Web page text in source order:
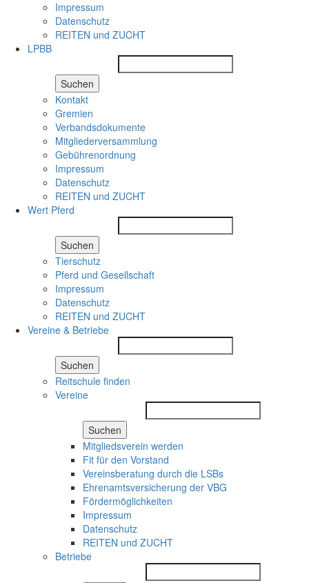
Impressum
Datenschutz
REITEN und ZUCHT
LPBB
Suchen
Kontakt
Gremien
Verbandsdokumente
Mitgliederversammlung
Gebührenordnung
Impressum
Datenschutz
REITEN und ZUCHT
Wert Pferd
Suchen
Tierschutz
Pferd und Gesellschaft
Impressum
Datenschutz
REITEN und ZUCHT
Vereine & Betriebe
Suchen
Reitschule finden
Vereine
Suchen
Mitgliedsverein werden
Fit für den Vorstand
Vereinsberatung durch die LSBs
Ehrenamtsversicherung der VBG
Fördermöglichkeiten
Impressum
Datenschutz
REITEN und ZUCHT
Betriebe